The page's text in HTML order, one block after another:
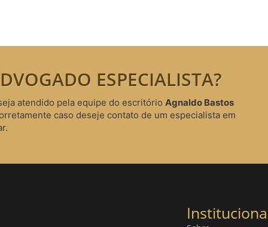
ESPECIALISTA?
atendido pela equipe do escritório Agnaldo Bastos
caso deseje contato de um especialista em